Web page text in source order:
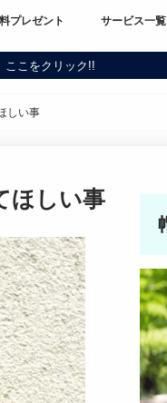
プレゼント サービス一覧
こをクリック!!
しい事
ほしい事